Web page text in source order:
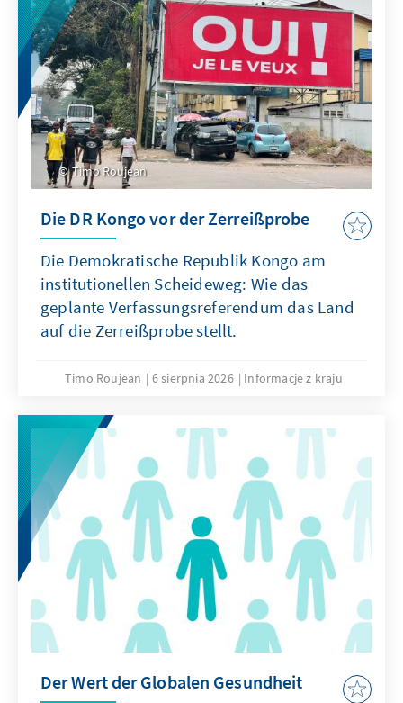
Timo Roujean
Die DR Kongo vor der Zerreißprobe
Die Demokratische Republik Kongo am
institutionellen Scheideweg: Wie das
geplante Verfassungsreferendum das Land
auf die Zerreißprobe stellt.
Timo Roujean 6 sierpnia 2026 Informacje z kraju
Der Wert der Globalen Gesundheit